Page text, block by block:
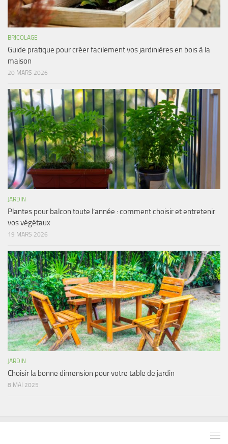
BRICOLAGE
Guide pratique pour créer facilement vos jardinières en bois à la
maison
20 MARS 2026
JARDIN
Plantes pour balcon toute l’année : comment choisir et entretenir
vos végétaux
19 MARS 2026
JARDIN
Choisir la bonne dimension pour votre table de jardin
8 MAI 2025